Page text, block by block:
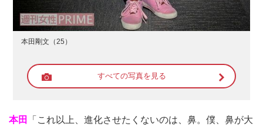
本田剛文（25）
すべての写真を見る
本田
「これ以上、進化させたくないのは、鼻。僕、鼻が大